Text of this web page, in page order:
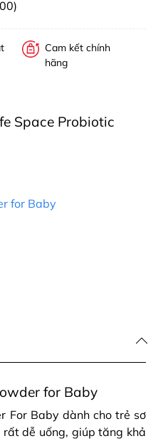
Cam kết chính
hãng
Space Probiotic
for Baby
for Baby
For Baby dành cho trẻ sơ
dễ uống, giúp tăng khả